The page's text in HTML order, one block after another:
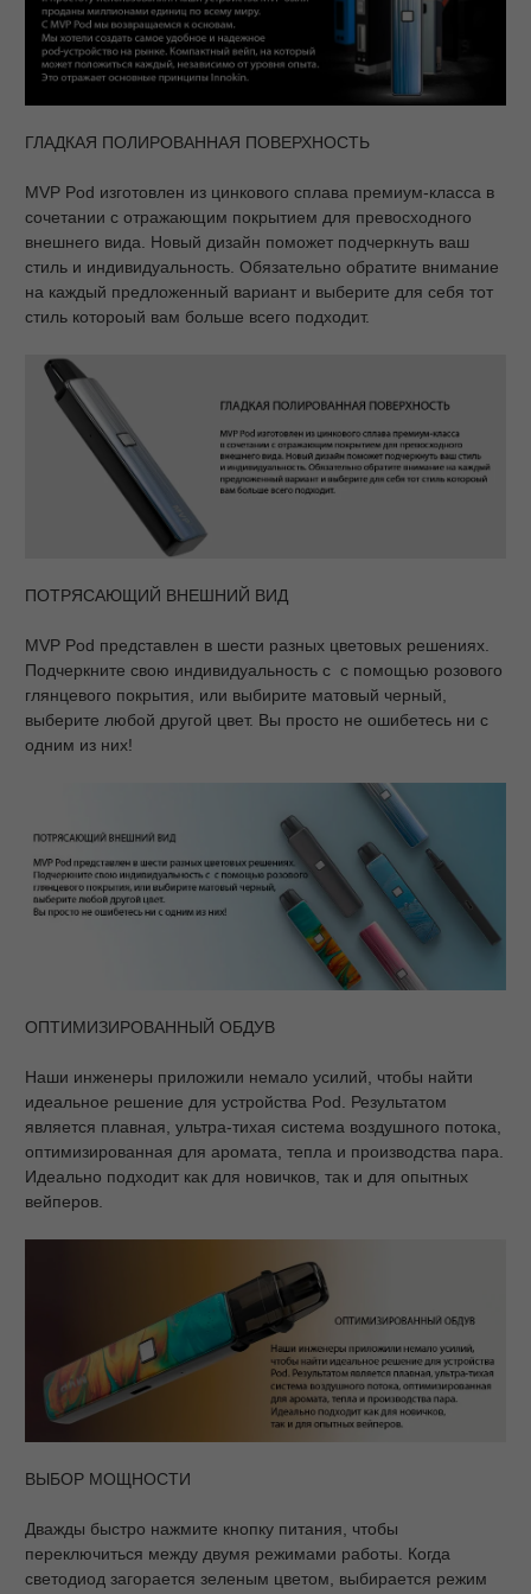
ГЛАДКАЯ ПОЛИРОВАННАЯ ПОВЕРХНОСТЬ
MVP Pod изготовлен из цинкового сплава премиум-класса в
сочетании с отражающим покрытием для превосходного
внешнего вида. Новый дизайн поможет подчеркнуть ваш
стиль и индивидуальность. Обязательно обратите внимание
на каждый предложенный вариант и выберите для себя тот
стиль котороый вам больше всего подходит.
ПОТРЯСАЮЩИЙ ВНЕШНИЙ ВИД
MVP Pod представлен в шести разных цветовых решениях.
Подчеркните свою индивидуальность с с помощью розового
глянцевого покрытия, или выбирите матовый черный,
выберите любой другой цвет. Вы просто не ошибетесь ни с
одним из них!
ОПТИМИЗИРОВАННЫЙ ОБДУВ
Наши инженеры приложили немало усилий, чтобы найти
идеальное решение для устройства Pod. Результатом
является плавная, ультра-тихая система воздушного потока,
оптимизированная для аромата, тепла и производства пара.
Идеально подходит как для новичков, так и для опытных
вейперов.
ВЫБОР МОЩНОСТИ
Дважды быстро нажмите кнопку питания, чтобы
переключиться между двумя режимами работы. Когда
светодиод загорается зеленым цветом, выбирается режим